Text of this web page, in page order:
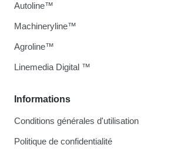
Informations
Conditions générales d'utilisation
Politique de confidentialité
Autoline™
Machineryline™
Agroline™
Linemedia Digital ™